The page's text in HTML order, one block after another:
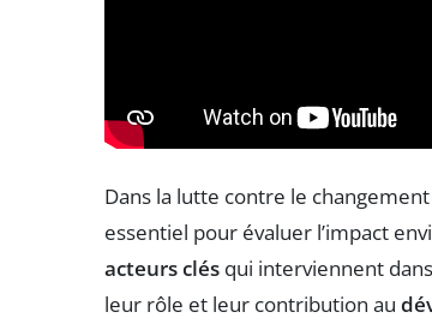
Dans la lutte contre le
essentiel pour évaluer l’impact
acteurs clés qui interviennent
leur rôle et leur contribution au